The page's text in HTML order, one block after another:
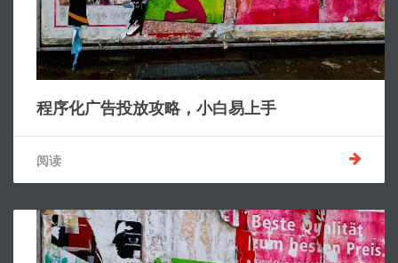
程序化广告投放攻略，小白易上手
阅读